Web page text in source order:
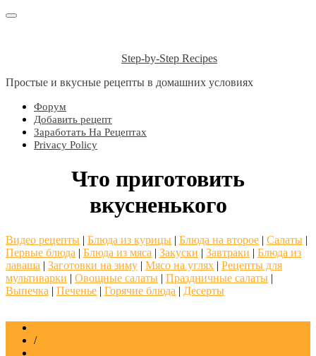
Step-by-Step Recipes
Простые и вкусные рецепты в домашних условиях
Форум
Добавить рецепт
Заработать На Рецептах
Privacy Policy
Что приготовить
вкусненького
Видео рецепты | Блюда из курицы | Блюда на второе | Салаты |
Первые блюда | Блюда из мяса | Закуски | Завтраки | Блюда из
лаваша | Заготовки на зиму | Мясо на углях | Рецепты для
мультиварки | Овощные салаты | Праздничные салаты |
Выпечка | Печенье | Горячие блюда | Десерты
/